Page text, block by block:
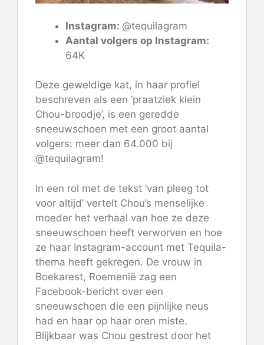
Instagram: @tequilagram
Aantal volgers op Instagram:
64K
Deze geweldige kat, in haar profiel
beschreven als een ‘praatziek klein
Chou-broodje’, is een geredde
sneeuwschoen met een groot aantal
volgers: meer dan 64.000 bij
@tequilagram!
In een rol met de tekst ‘van pleeg tot
voor altijd’ vertelt Chou’s menselijke
moeder het verhaal van hoe ze deze
sneeuwschoen heeft verworven en hoe
ze haar Instagram-account met Tequila-
thema heeft gekregen. De vrouw in
Boekarest, Roemenië zag een
Facebook-bericht over een
sneeuwschoen die een pijnlijke neus
had en haar op haar oren miste.
Blijkbaar was Chou gestrest door het